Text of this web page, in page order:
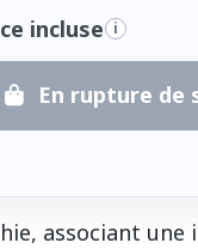
incluse i
En rupture de
associant